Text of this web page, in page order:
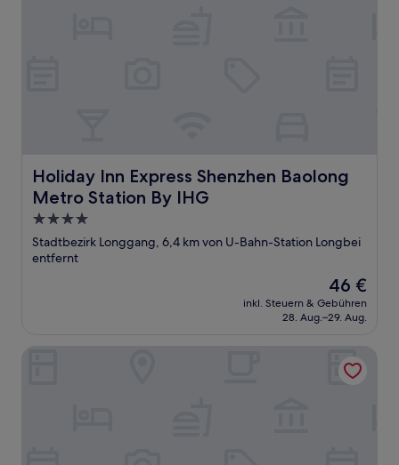
Holiday Inn Express Shenzhen Baolong
Metro Station By IHG
Holiday Inn Express Shenzhen Baolong Metro Station
4.0-
Sterne-
Unterkunft
Stadtbezirk Longgang, 6,4 km von U-Bahn-Station Longbei
entfernt
Der
Preis
beträgt
46 €
inkl. Steuern & Gebühren
28. Aug.–29. Aug.
Shenzhen Bolang Hotel (Xintangwei Metro Station)